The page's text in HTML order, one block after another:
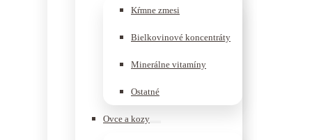
Kŕmne zmesi
Bielkovinové koncentráty
Minerálne vitamíny
Ostatné
Ovce a kozy